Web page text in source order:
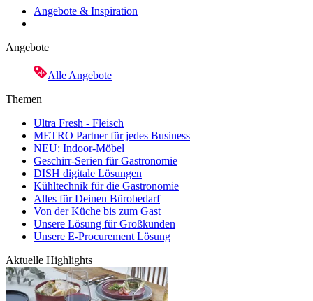
Angebote & Inspiration
Angebote
Alle Angebote
Themen
Ultra Fresh - Fleisch
METRO Partner für jedes Business
NEU: Indoor-Möbel
Geschirr-Serien für Gastronomie
DISH digitale Lösungen
Kühltechnik für die Gastronomie
Alles für Deinen Bürobedarf
Von der Küche bis zum Gast
Unsere Lösung für Großkunden
Unsere E-Procurement Lösung
Aktuelle Highlights